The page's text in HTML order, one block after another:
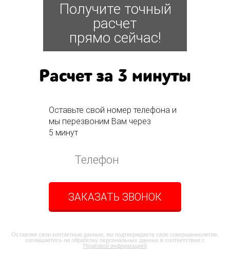
Получите точный
расчет
прямо сейчас!
Расчет за 3 минуты
Оставьте свой номер телефона и
мы перезвоним Вам через
5 минут
ЗАКАЗАТЬ ЗВОНОК
Оставляя свои контактные данные, вы подтверждаете свое совершеннолетие,
соглашаетесь на обработку персональных данных в соответствии с
Правовой информацией